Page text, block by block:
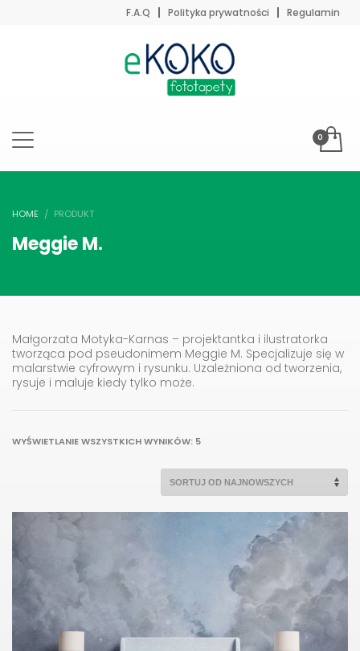
F.A.Q Polityka prywatności Regulamin
HOME PRODUKT
Meggie M.
Małgorzata Motyka-Karnas – projektantka i ilustratorka
tworząca pod pseudonimem Meggie M. Specjalizuje się w
malarstwie cyfrowym i rysunku. Uzależniona od tworzenia,
rysuje i maluje kiedy tylko może.
WYŚWIETLANIE WSZYSTKICH WYNIKÓW: 5POSORTOWANE
NAJNOWSZYCH